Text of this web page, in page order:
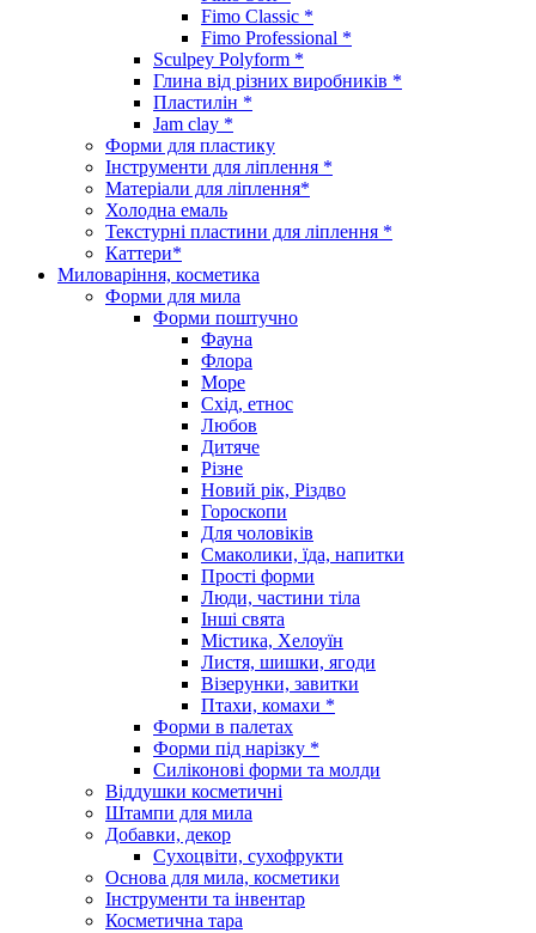
Fimo Classic *
Fimo Professional *
Sculpey Polyform *
Глина від різних виробників *
Пластилін *
Jam clay *
Форми для пластику
Інструменти для ліплення *
Матеріали для ліплення*
Холодна емаль
Текстурні пластини для ліплення *
Каттери*
Миловаріння, косметика
Форми для мила
Форми поштучно
Фауна
Флора
Море
Схід, етнос
Любов
Дитяче
Різне
Новий рік, Різдво
Гороскопи
Для чоловіків
Смаколики, їда, напитки
Прості форми
Люди, частини тіла
Інші свята
Містика, Хелоуїн
Листя, шишки, ягоди
Візерунки, завитки
Птахи, комахи *
Форми в палетах
Форми під нарізку *
Силіконові форми та молди
Віддушки косметичні
Штампи для мила
Добавки, декор
Сухоцвіти, сухофрукти
Основа для мила, косметики
Інструменти та інвентар
Косметична тара